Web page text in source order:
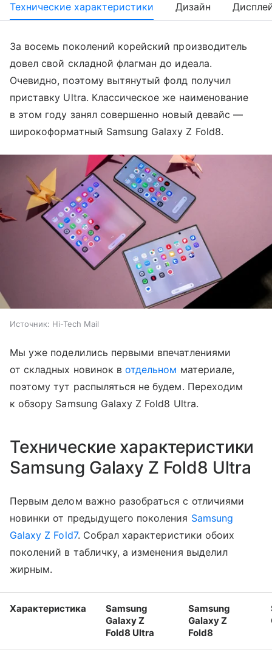
Технические характеристики Дизайн
За восемь поколений корейский производитель
довел свой складной флагман до идеала.
Очевидно, поэтому вытянутый фолд получил
приставку Ultra. Классическое же наименование
в этом году занял совершенно новый девайс —
широкоформатный Samsung Galaxy Z Fold8.
Источник: Hi-Tech Mail
Мы уже поделились первыми впечатлениями
от складных новинок вотдельном материале,
поэтому тут распыляться не будем. Переходим
к обзору Samsung Galaxy Z Fold8 Ultra.
Технические характеристики
Samsung Galaxy Z Fold8 Ultra
Первым делом важно разобраться с отличиями
новинки от предыдущего поколения Samsung
Galaxy Z Fold7. Собрал характеристики обоих
поколений в табличку, а изменения выделил
жирным.
Характеристика
Samsung
Galaxy Z
Fold8 Ultra
Samsung
Galaxy Z
Fold8